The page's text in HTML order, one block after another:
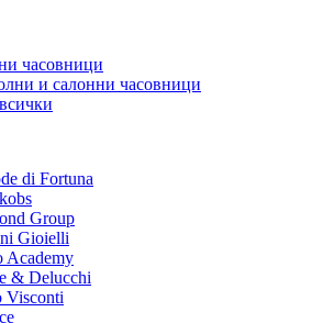
часовници
и салонни часовници
di Fortuna
Group
Gioielli
Academy
& Delucchi
Visconti